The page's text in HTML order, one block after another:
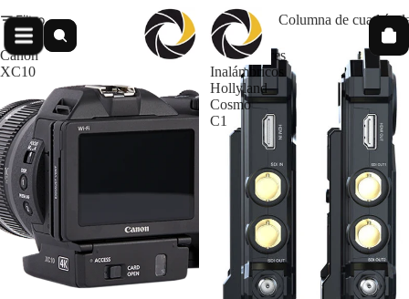
Filtro Columna de
Canon
XC10
Transmisores
Inalámbricos
Hollyland
Cosmo
C1